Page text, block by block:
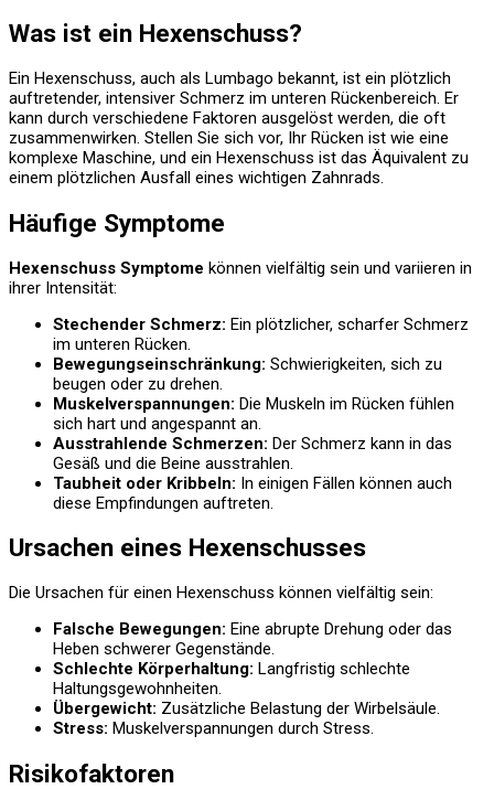
Was ist ein Hexenschuss?
Ein Hexenschuss, auch als Lumbago bekannt, ist ein plötzlich
auftretender, intensiver Schmerz im unteren Rückenbereich. Er
kann durch verschiedene Faktoren ausgelöst werden, die oft
zusammenwirken. Stellen Sie sich vor, Ihr Rücken ist wie eine
komplexe Maschine, und ein Hexenschuss ist das Äquivalent zu
einem plötzlichen Ausfall eines wichtigen Zahnrads.
Häufige Symptome
Hexenschuss Symptome können vielfältig sein und variieren in
ihrer Intensität:
Stechender Schmerz: Ein plötzlicher, scharfer Schmerz
im unteren Rücken.
Bewegungseinschränkung: Schwierigkeiten, sich zu
beugen oder zu drehen.
Muskelverspannungen: Die Muskeln im Rücken fühlen
sich hart und angespannt an.
Ausstrahlende Schmerzen: Der Schmerz kann in das
Gesäß und die Beine ausstrahlen.
Taubheit oder Kribbeln: In einigen Fällen können auch
diese Empfindungen auftreten.
Ursachen eines Hexenschusses
Die Ursachen für einen Hexenschuss können vielfältig sein:
Falsche Bewegungen: Eine abrupte Drehung oder das
Heben schwerer Gegenstände.
Schlechte Körperhaltung: Langfristig schlechte
Haltungsgewohnheiten.
Übergewicht: Zusätzliche Belastung der Wirbelsäule.
Stress: Muskelverspannungen durch Stress.
Risikofaktoren